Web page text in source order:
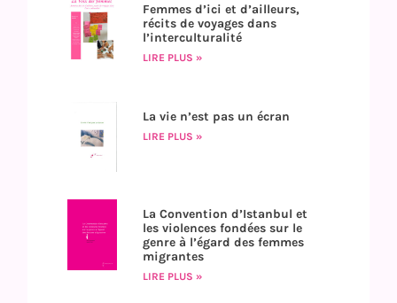
Femmes d’ici et d’ailleurs,
récits de voyages dans
l’interculturalité
LIRE PLUS »
La vie n’est pas un écran
LIRE PLUS »
La Convention d’Istanbul et
les violences fondées sur le
genre à l’égard des femmes
migrantes
LIRE PLUS »